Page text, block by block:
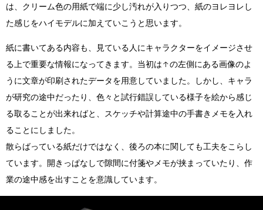
は、クリーム色の用紙で端に少し汚れが入りつつ、紙のヨレヨレし
た感じをハイモデルに加えていこうと思います。
紙に書いてある内容も、見ている人にキャラクターをイメージさせ
る上で重要な情報になってきます。当初は↑の左側にある画像のよ
うに文章が印刷されたデータを用意していました。しかし、キャラ
が研究の途中だったり、色々と試行錯誤している様子を絵から感じ
る取ることが出来ればと、スケッチや計算途中の手書きメモを入れ
ることにしました。
散らばっている紙だけではなく、後ろの本に関しても工夫をこらし
ています。開きっぱなしで隙間に付箋やメモが挟まっていたり、作
業の途中感を出すことを意識しています。